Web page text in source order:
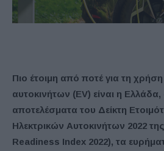
Πιο έτοιμη από ποτέ για τη
αυτοκινήτων (EV) είναι η
αποτελέσματα του Δείκτη
Ηλεκτρικών Αυτοκινήτων 2022
Readiness Index 2022), τα